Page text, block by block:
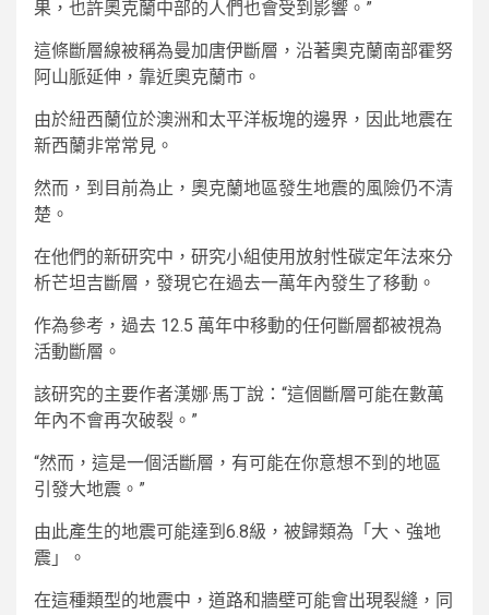
果，也許奧克蘭中部的人們也會受到影響。”
這條斷層線被稱為曼加唐伊斷層，沿著奧克蘭南部霍努
阿山脈延伸，靠近奧克蘭市。
由於紐西蘭位於澳洲和太平洋板塊的邊界，因此地震在
新西蘭非常常見。
然而，到目前為止，奧克蘭地區發生地震的風險仍不清
楚。
在他們的新研究中，研究小組使用放射性碳定年法來分
析芒坦吉斷層，發現它在過去一萬年內發生了移動。
作為參考，過去 12.5 萬年中移動的任何斷層都被視為
活動斷層。
該研究的主要作者漢娜·馬丁說：“這個斷層可能在數萬
年內不會再次破裂。”
“然而，這是一個活斷層，有可能在你意想不到的地區
引發大地震。”
由此產生的地震可能達到6.8級，被歸類為「大、強地
震」。
在這種類型的地震中，道路和牆壁可能會出現裂縫，同